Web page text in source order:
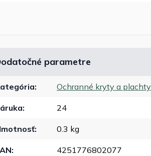
parametre
: Ochranné kryty a plachty
: 24
: 0.3 kg
: 4251776802077